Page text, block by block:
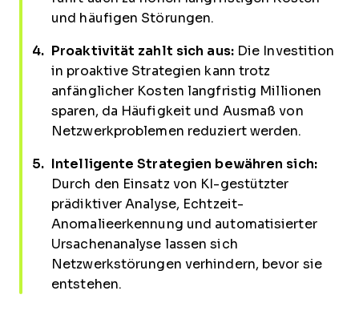
und häufigen Störungen.
Proaktivität zahlt sich aus: Die Investition
in proaktive Strategien kann trotz
anfänglicher Kosten langfristig Millionen
sparen, da Häufigkeit und Ausmaß von
Netzwerkproblemen reduziert werden.
Intelligente Strategien bewähren sich:
Durch den Einsatz von KI-gestützter
prädiktiver Analyse, Echtzeit-
Anomalieerkennung und automatisierter
Ursachenanalyse lassen sich
Netzwerkstörungen verhindern, bevor sie
entstehen.